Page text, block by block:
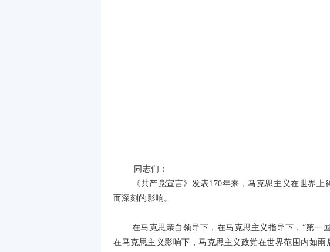
同志们：
《共产党宣言》发表170年来，马克思主义在世界上
而深刻的影响。
在马克思亲自领导下，在马克思主义指导下，“第一
在马克思主义影响下，马克思主义政党在世界范围内如